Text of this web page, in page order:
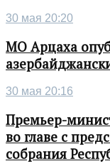
30 мая 20:20
МО Арцаха
30 мая 20:16
Премьер-
во главе с
собрания